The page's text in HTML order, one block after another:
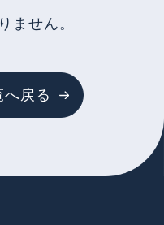
ません。
へ戻る